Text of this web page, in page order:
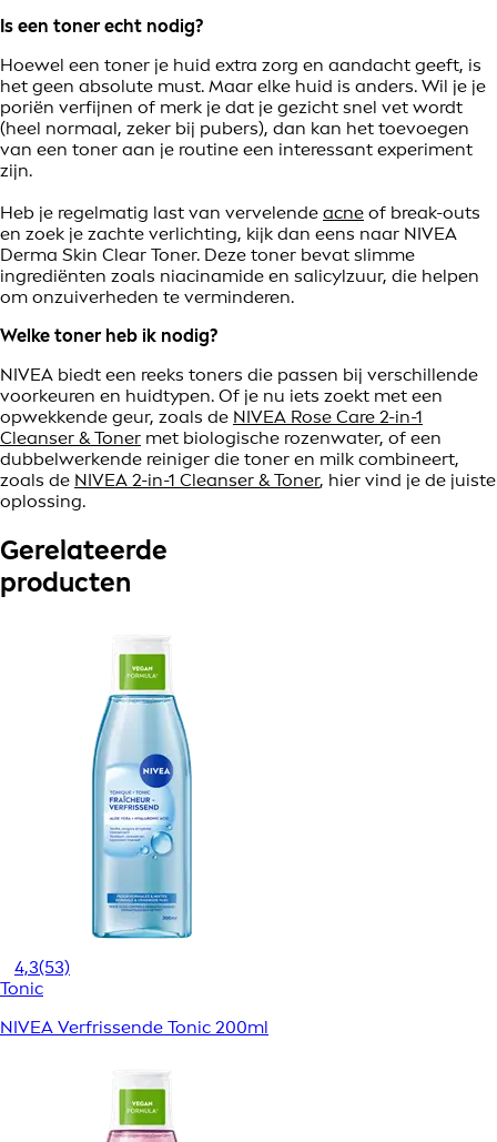
Is een toner echt nodig?
Hoewel een toner je huid extra zorg en aandacht geeft, is
het geen absolute must. Maar elke huid is anders. Wil je je
poriën verfijnen of merk je dat je gezicht snel vet wordt
(heel normaal, zeker bij pubers), dan kan het toevoegen
van een toner aan je routine een interessant experiment
zijn.
Heb je regelmatig last van vervelende acne of break-outs
en zoek je zachte verlichting, kijk dan eens naar NIVEA
Derma Skin Clear Toner. Deze toner bevat slimme
ingrediënten zoals niacinamide en salicylzuur, die helpen
om onzuiverheden te verminderen.
Welke toner heb ik nodig?
NIVEA biedt een reeks toners die passen bij verschillende
voorkeuren en huidtypen. Of je nu iets zoekt met een
opwekkende geur, zoals de NIVEA Rose Care 2-in-1
Cleanser & Toner met biologische rozenwater, of een
dubbelwerkende reiniger die toner en milk combineert,
zoals de NIVEA 2-in-1 Cleanser & Toner, hier vind je de juiste
oplossing.
Gerelateerde
producten
4,3(53)
Tonic
NIVEA Verfrissende Tonic 200ml